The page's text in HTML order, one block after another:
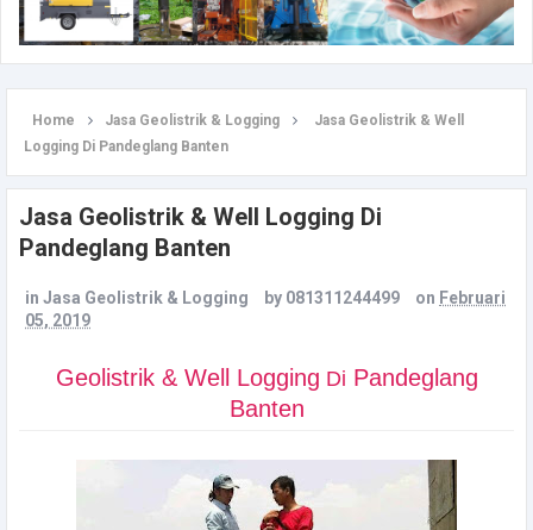
Home Jasa Geolistrik & Logging
Jasa Geolistrik & Well
Logging Di Pandeglang Banten
Jasa Geolistrik & Well Logging Di
Pandeglang Banten
in Jasa Geolistrik & Logging by 081311244499 on Februari
05, 2019
Geolistrik & Well Logging Di Pandeglang
Banten